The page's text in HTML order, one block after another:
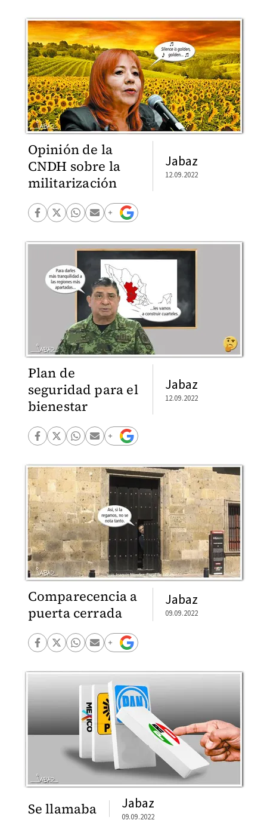
Opinión de la
CNDH sobre la
militarización
Jabaz
12.09.2022
Plan de
seguridad para el
bienestar
Jabaz
12.09.2022
Comparecencia a
puerta cerrada
Jabaz
09.09.2022
Se llamaba Jabaz
09.09.2022